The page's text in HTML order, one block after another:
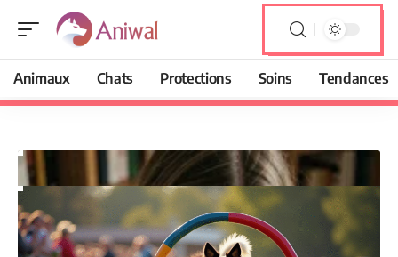
Animaux Chats Protections Soins Tendances